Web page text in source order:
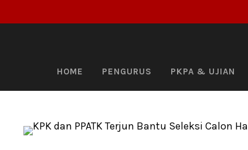
HOME PENGURUS PKPA & UJIAN